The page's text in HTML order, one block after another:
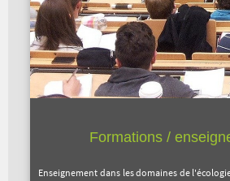
Formations /
Enseignement dans les domaines de